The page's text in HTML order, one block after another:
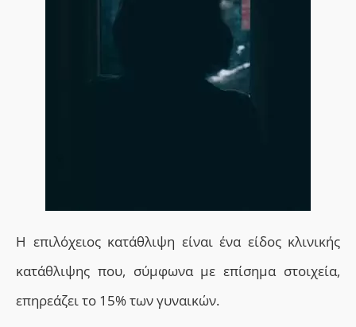
Η επιλόχειος κατάθλιψη είναι ένα είδος κλινικής
κατάθλιψης που, σύμφωνα με επίσημα στοιχεία,
επηρεάζει το 15% των γυναικών.